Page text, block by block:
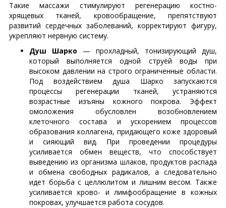
Такие массажи стимулируют регенерацию костно-
хрящевых тканей, кровообращение, препятствуют
развитий сердечных заболеваний, корректируют фигуру,
укрепляют нервную систему.
Душ Шарко — прохладный, тонизирующий душ,
который выполняется одной струёй воды при
высоком давлении на строго ограниченные области.
Под воздействием душа Шарко запускаются
процессы регенерации тканей, устраняются
возрастные изъяны кожного покрова. Эффект
омоложения обусловлен возобновлением
клеточного состава и ускорением процессов
образования коллагена, придающего коже здоровый
и сияющий вид. При проведении процедуры
усиливается обмен веществ, что способствует
выведению из организма шлаков, продуктов распада
и обмена свободных радикалов, а следовательно
идет борьба с целлюлитом и лишним весом. Также
усиливается крово- и лимфообращение в кожных
покровах, улучшается работа сосудов.